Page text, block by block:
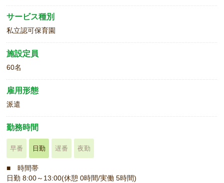
サービス種別
私立認可保育園
施設定員
60名
雇用形態
派遣
勤務時間
早番 日勤 遅番 夜勤
■ 時間帯
日勤 8:00～13:00(休憩 0時間/実働 5時間)